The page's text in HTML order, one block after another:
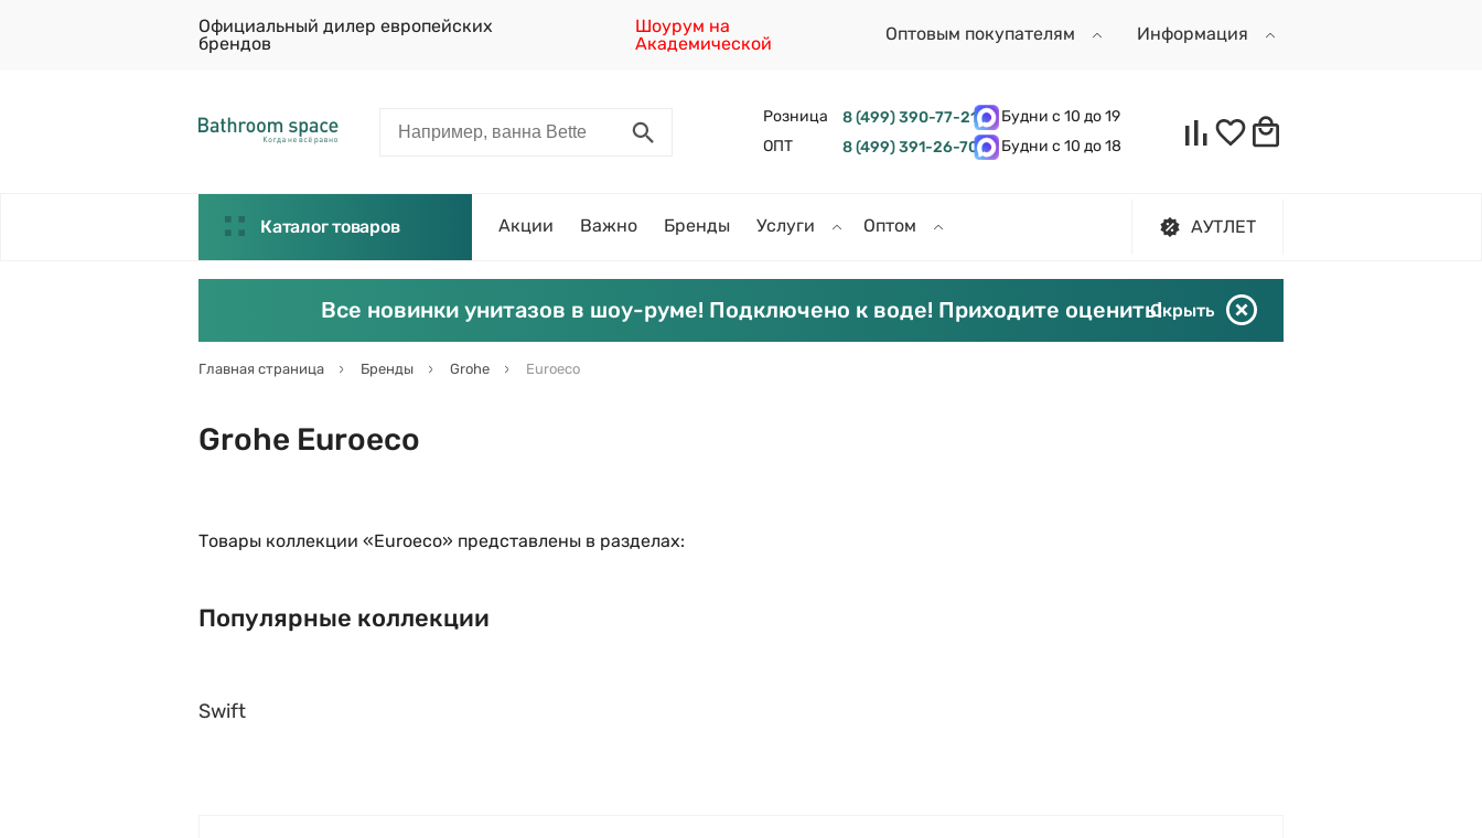
Официальный дилер европейских
брендов
Шоурум на
Академической
Оптовым покупателям Информация
Розница 8 (499) 390-77-21
Будни с 10 до 19
ОПТ
8 (499) 391-26-70 Будни с 10 до 18
Каталог товаров Акции Важно Бренды Услуги Оптом АУТЛЕТ
Все новинки унитазов в шоу-руме! Подключено к воде! Приходите оценить!Скрыть
Главная страница Бренды Grohe Euroeco
Grohe Euroeco
Товары коллекции «Euroeco» представлены в разделах:
Популярные коллекции
Swift